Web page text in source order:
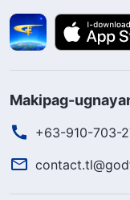
Makipag-
+63-910-703-